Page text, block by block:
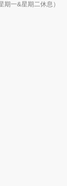
一&星期二休息）